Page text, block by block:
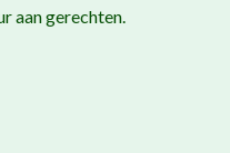
aan gerechten.